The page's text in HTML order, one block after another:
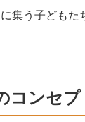
に集う子ども
コンセプ